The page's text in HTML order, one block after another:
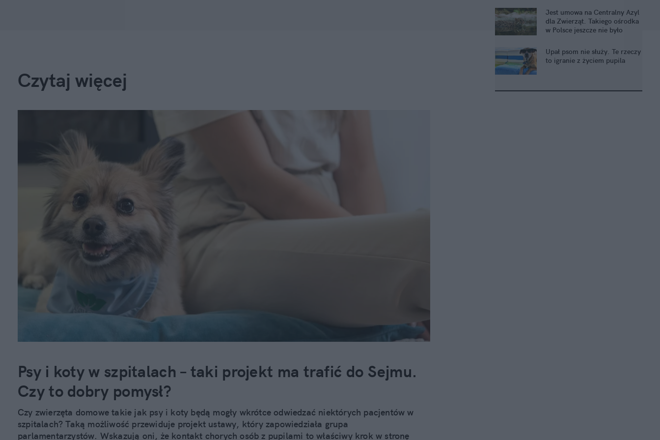
Jest umowa na Centralny Azyl
dla Zwierząt. Takiego ośrodka
w Polsce jeszcze nie było
Upał psom nie służy. Te rzeczy
to igranie z życiem pupila
Czytaj więcej
Psy i koty w szpitalach – taki projekt ma trafić do Sejmu.
Czy to dobry pomysł?
Czy zwierzęta domowe takie jak psy i koty będą mogły wkrótce odwiedzać niektórych pacjentów w
szpitalach? Taką możliwość przewiduje projekt ustawy, który zapowiedziała grupa
parlamentarzystów. Wskazują oni, że kontakt chorych osób z pupilami to właściwy krok w stronę